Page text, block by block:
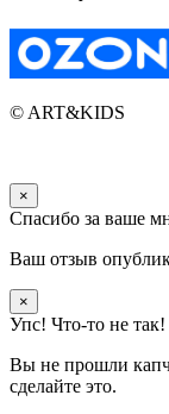
© ART&KIDS
×
Спасибо за ваше
Ваш отзыв
×
Упс! Что-то не так!
Вы не прошли
сделайте это.